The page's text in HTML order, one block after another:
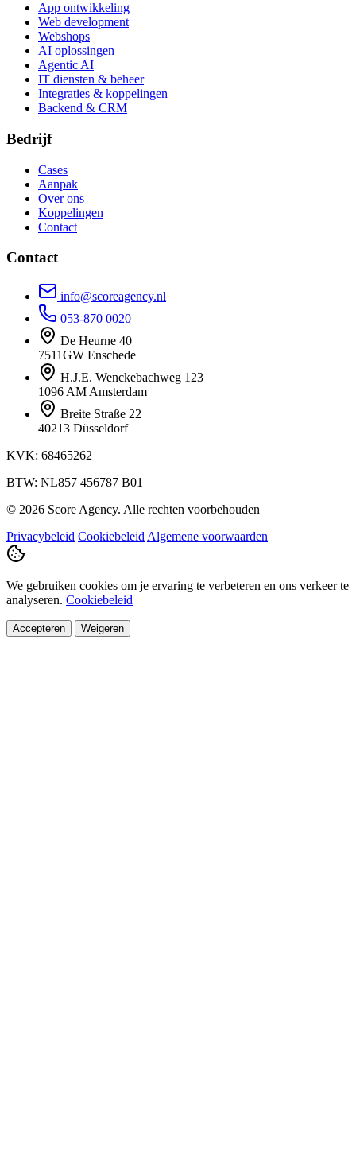
App ontwikkeling
Web development
Webshops
AI oplossingen
Agentic AI
IT diensten & beheer
Integraties & koppelingen
Backend & CRM
Bedrijf
Cases
Aanpak
Over ons
Koppelingen
Contact
Contact
info@scoreagency.nl
053-870 0020
De Heurne 40
7511GW Enschede
H.J.E. Wenckebachweg 123
1096 AM Amsterdam
Breite Straße 22
40213 Düsseldorf
KVK: 68465262
BTW: NL857 456787 B01
© 2026 Score Agency. Alle rechten voorbehouden
Privacybeleid Cookiebeleid Algemene voorwaarden
We gebruiken cookies om je ervaring te verbeteren en ons verkeer te
analyseren. Cookiebeleid
Accepteren Weigeren